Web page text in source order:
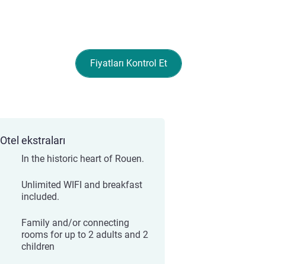
Fiyatları Kontrol Et
Otel ekstraları
In the historic heart of Rouen.
Unlimited WIFI and breakfast
included.
Family and/or connecting
rooms for up to 2 adults and 2
children